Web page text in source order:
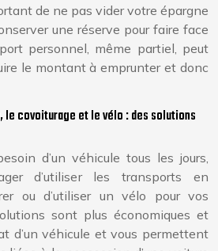
de ne pas vider votre épargne
une réserve pour faire face
personnel, même partiel, peut
le montant à emprunter et donc
le covoiturage et le vélo : des solutions
d’un véhicule tous les jours,
d’utiliser les transports en
ou d’utiliser un vélo pour vos
sont plus économiques et
d’un véhicule et vous permettent